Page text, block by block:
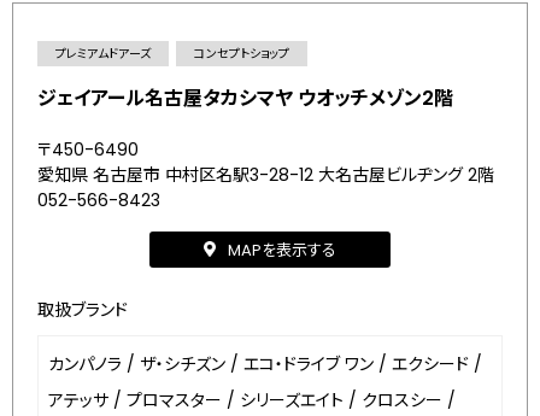
プレミアムドアーズ コンセプトショップ
ジェイアール名古屋タカシマヤ ウオッチメゾン2階
〒450-6490
愛知県 名古屋市 中村区名駅3-28-12 大名古屋ビルヂング 2階
052-566-8423
MAPを表示する
取扱ブランド
カンパノラ / ザ・シチズン / エコ・ドライブ ワン / エクシード /
アテッサ / プロマスター / シリーズエイト / クロスシー /